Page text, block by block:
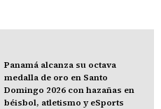
Panamá alcanza su octava
medalla de oro en Santo
Domingo 2026 con hazañas en
béisbol, atletismo y eSports